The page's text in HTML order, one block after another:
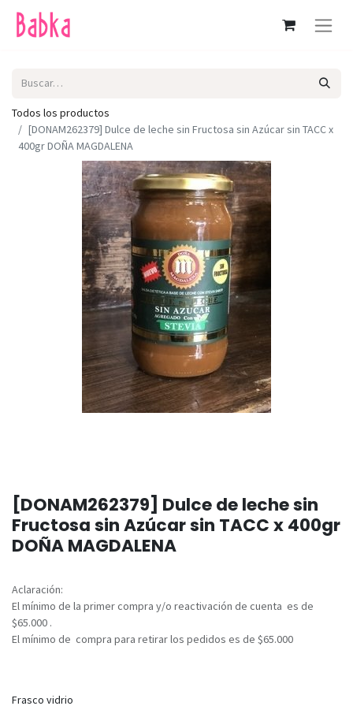
Todos los productos
[DONAM262379] Dulce de leche sin Fructosa sin Azúcar sin TACC x
400gr DOÑA MAGDALENA
[DONAM262379] Dulce de leche sin
Fructosa sin Azúcar sin TACC x 400gr
DOÑA MAGDALENA
Aclaración:
El mínimo de la primer compra y/o reactivación de cuenta es de
$65.000 .
El mínimo de compra para retirar los pedidos es de $65.000
Frasco vidrio